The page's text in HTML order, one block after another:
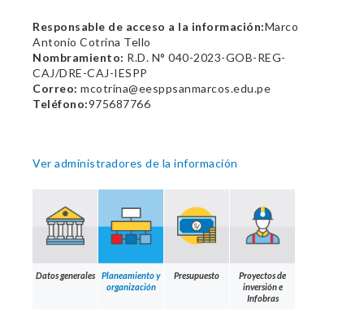
Responsable de acceso a la información:Marco
Antonio Cotrina Tello
Nombramiento: R.D. N° 040-2023-GOB-REG-
CAJ/DRE-CAJ-IESPP
Correo: mcotrina@eesppsanmarcos.edu.pe
Teléfono:975687766
Ver administradores de la información
Datos generales
Planeamiento y
organización
Presupuesto
Proyectos de
inversión e
Infobras